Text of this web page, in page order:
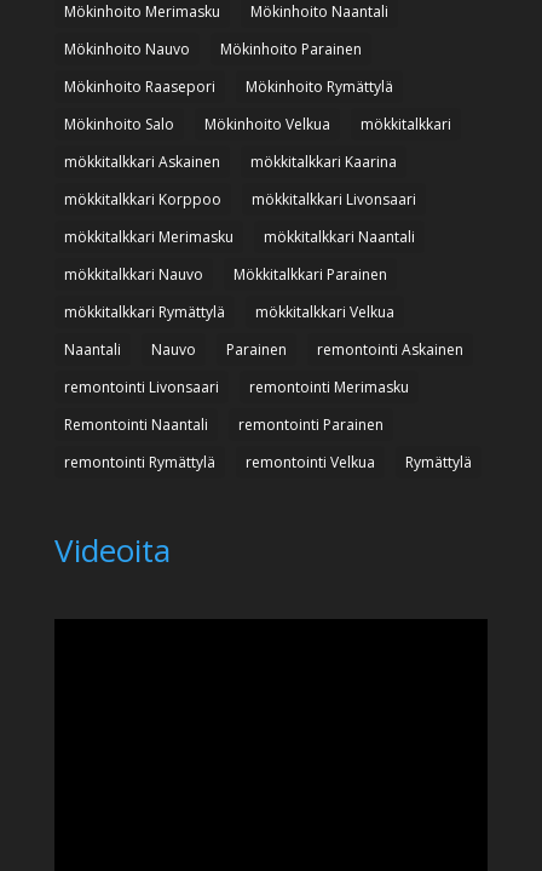
Mökinhoito Merimasku
Mökinhoito Naantali
Mökinhoito Nauvo
Mökinhoito Parainen
Mökinhoito Raasepori
Mökinhoito Rymättylä
Mökinhoito Salo
Mökinhoito Velkua
mökkitalkkari
mökkitalkkari Askainen
mökkitalkkari Kaarina
mökkitalkkari Korppoo
mökkitalkkari Livonsaari
mökkitalkkari Merimasku
mökkitalkkari Naantali
mökkitalkkari Nauvo
Mökkitalkkari Parainen
mökkitalkkari Rymättylä
mökkitalkkari Velkua
Naantali
Nauvo Parainen
remontointi Askainen
remontointi Livonsaari
remontointi Merimasku
Remontointi Naantali
remontointi Parainen
remontointi Rymättylä
remontointi Velkua Rymättylä
Videoita